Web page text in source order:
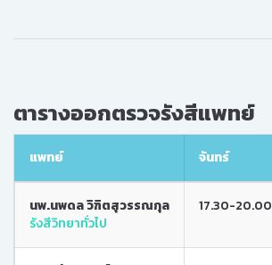
ตารางออกตรวจรังสีแพทย์
แพทย์ จันทร์
นพ.นพดล วิฑิตสุวรรณกุล
รังสีวิทยาทั่วไป
17.30-20.00